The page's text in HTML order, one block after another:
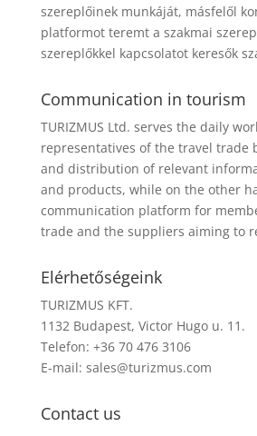
szereplőinek munkáját, másfelől
platformot teremt a szakmai
szereplőkkel kapcsolatot keresők
Communication in tourism
TURIZMUS Ltd. serves the daily
representatives of the travel trade
and distribution of relevant
and products, while on the other
communication platform for
trade and the suppliers aiming to
Elérhetőségeink
TURIZMUS KFT.
1132 Budapest, Victor Hugo u. 11.
Telefon: +36 70 476 3106
E-mail: sales@turizmus.com
Contact us